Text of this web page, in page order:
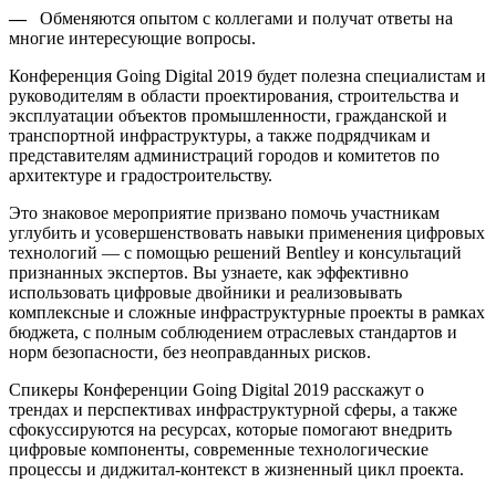
— Обменяются опытом с коллегами и получат ответы на
многие интересующие вопросы.
Конференция Going Digital 2019 будет полезна специалистам и
руководителям в области проектирования, строительства и
эксплуатации объектов промышленности, гражданской и
транспортной инфраструктуры, а также подрядчикам и
представителям администраций городов и комитетов по
архитектуре и градостроительству.
Это знаковое мероприятие призвано помочь участникам
углубить и усовершенствовать навыки применения цифровых
технологий — с помощью решений Bentley и консультаций
признанных экспертов. Вы узнаете, как эффективно
использовать цифровые двойники и реализовывать
комплексные и сложные инфраструктурные проекты в рамках
бюджета, с полным соблюдением отраслевых стандартов и
норм безопасности, без неоправданных рисков.
Спикеры Конференции Going Digital 2019 расскажут о
трендах и перспективах инфраструктурной сферы, а также
сфокуссируются на ресурсах, которые помогают внедрить
цифровые компоненты, современные технологические
процессы и диджитал-контекст в жизненный цикл проекта.